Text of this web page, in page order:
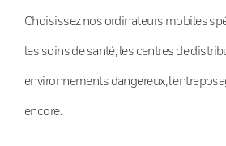
Choisissez nos ordinateurs mobiles
les soins de santé, les centres de
environnements dangereux,
encore.